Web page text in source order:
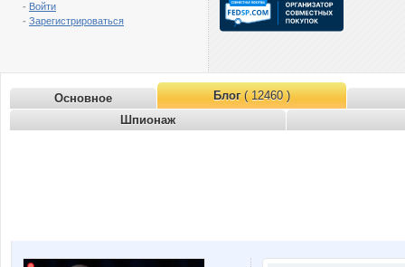
- Войти
- Зарегистрироваться
Основное Блог( 12460 )
Шпионаж